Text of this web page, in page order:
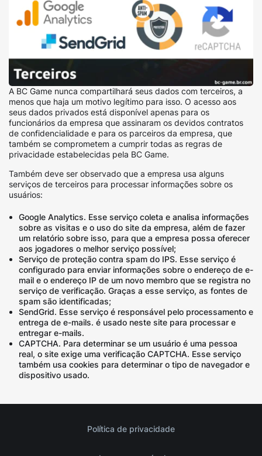
A BC Game nunca compartilhará seus dados com terceiros, a
menos que haja um motivo legítimo para isso. O acesso aos
seus dados privados está disponível apenas para os
funcionários da empresa que assinaram os devidos contratos
de confidencialidade e para os parceiros da empresa, que
também se comprometem a cumprir todas as regras de
privacidade estabelecidas pela BC Game.
Também deve ser observado que a empresa usa alguns
serviços de terceiros para processar informações sobre os
usuários:
Google Analytics. Esse serviço coleta e analisa informações
sobre as visitas e o uso do site da empresa, além de fazer
um relatório sobre isso, para que a empresa possa oferecer
aos jogadores o melhor serviço possível;
Serviço de proteção contra spam do IPS. Esse serviço é
configurado para enviar informações sobre o endereço de e-
mail e o endereço IP de um novo membro que se registra no
serviço de verificação. Graças a esse serviço, as fontes de
spam são identificadas;
SendGrid. Esse serviço é responsável pelo processamento e
entrega de e-mails. é usado neste site para processar e
entregar e-mails.
CAPTCHA. Para determinar se um usuário é uma pessoa
real, o site exige uma verificação CAPTCHA. Esse serviço
também usa cookies para determinar o tipo de navegador e
dispositivo usado.
Política de privacidade